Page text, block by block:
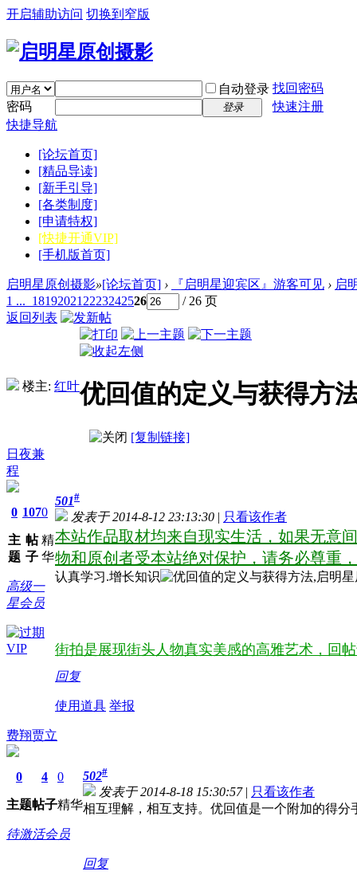
开启辅助访问 切换到窄版
自动登录 找回密码
密码
登录
快速注册
快捷导航
[论坛首页]
[精品导读]
[新手引导]
[各类制度]
[申请特权]
[快捷开通VIP]
[手机版首页]
启明星原创摄影»[论坛首页] › 『启明星迎宾区』游客可见 › 启
1 ... 18192021 2223242526
/ 26 页
返回列表
楼主: 红叶优回值的定义与获得方
[复制链接]
日夜兼
程
0
主
题
107
帖
子
0
精
华
高级一
星会员
501#
发表于 2014-8-12 23:13:30 | 只看该作者
本站作品取材均来自现实生活，如果无意
物和原创者受本站绝对保护，请务必尊重
认真学习.增长知识
街拍是展现街头人物真实美感的高雅艺术，回
回复
使用道具 举报
费翔贾立
0
主题
4
帖子
0
精华
待激活会员
502#
发表于 2014-8-18 15:30:57 | 只看该作者
相互理解，相互支持。优回值是一个附加的得分
回复